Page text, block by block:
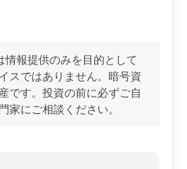
情報提供のみを目的として
スではありません。暗号資
です。投資の前に必ずご自
家にご相談ください。